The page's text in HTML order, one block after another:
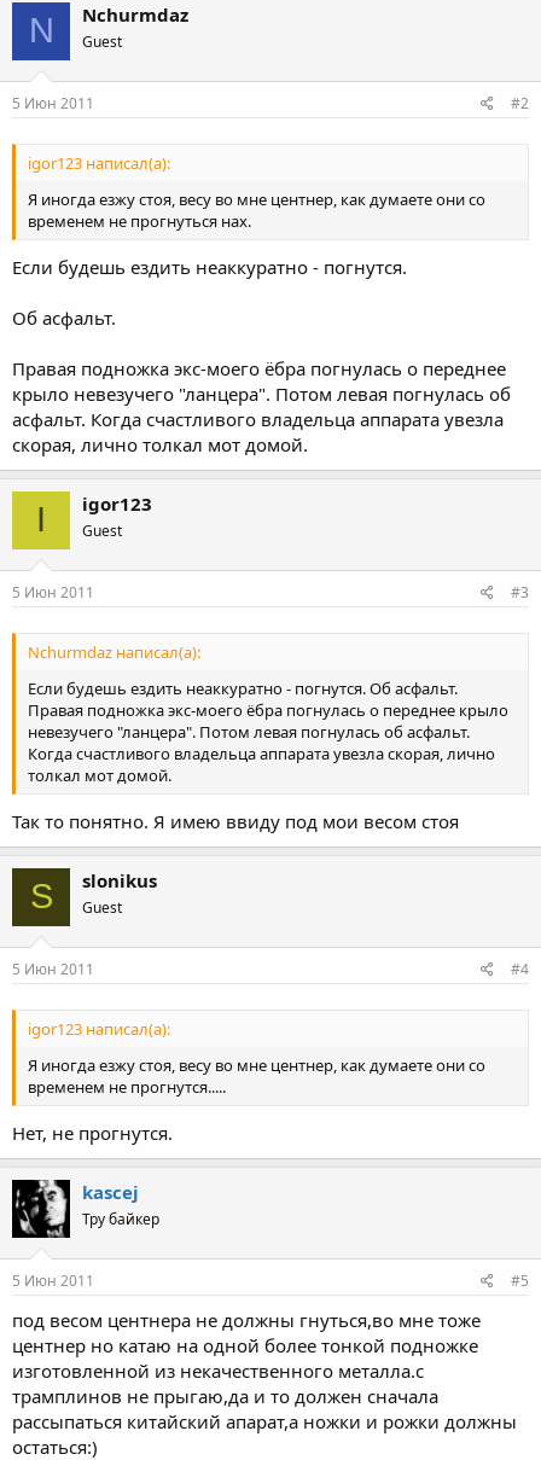
N Nchurmdaz
Guest
5 Июн 2011 #2
igor123 написал(а):
Я иногда езжу стоя, весу во мне центнер, как думаете они со
временем не прогнуться нах.
Если будешь ездить неаккуратно - погнутся.
Об асфальт.
Правая подножка экс-моего ёбра погнулась о переднее
крыло невезучего "ланцера". Потом левая погнулась об
асфальт. Когда счастливого владельца аппарата увезла
скорая, лично толкал мот домой.
I igor123
Guest
5 Июн 2011 #3
Nchurmdaz написал(а):
Если будешь ездить неаккуратно - погнутся. Об асфальт.
Правая подножка экс-моего ёбра погнулась о переднее крыло
невезучего "ланцера". Потом левая погнулась об асфальт.
Когда счастливого владельца аппарата увезла скорая, лично
толкал мот домой.
Так то понятно. Я имею ввиду под мои весом стоя
S slonikus
Guest
5 Июн 2011 #4
igor123 написал(а):
Я иногда езжу стоя, весу во мне центнер, как думаете они со
временем не прогнутся.....
Нет, не прогнутся.
kascej
Тру байкер
5 Июн 2011 #5
под весом центнера не должны гнуться,во мне тоже
центнер но катаю на одной более тонкой подножке
изготовленной из некачественного металла.с
трамплинов не прыгаю,да и то должен сначала
рассыпаться китайский апарат,а ножки и рожки должны
остаться:)